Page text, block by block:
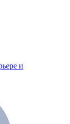
и